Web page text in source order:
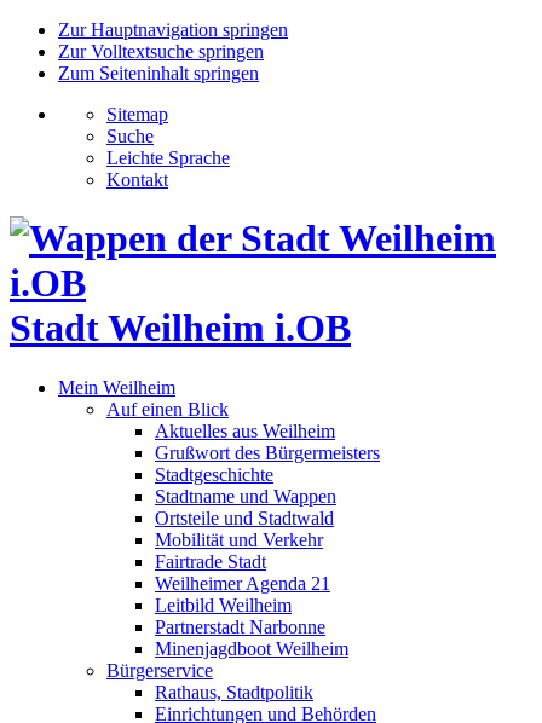
Zur Hauptnavigation springen
Zur Volltextsuche springen
Zum Seiteninhalt springen
Sitemap
Suche
Leichte Sprache
Kontakt
Stadt Weilheim i.OB
Mein Weilheim
Auf einen Blick
Aktuelles aus Weilheim
Grußwort des Bürgermeisters
Stadtgeschichte
Stadtname und Wappen
Ortsteile und Stadtwald
Mobilität und Verkehr
Fairtrade Stadt
Weilheimer Agenda 21
Leitbild Weilheim
Partnerstadt Narbonne
Minenjagdboot Weilheim
Bürgerservice
Rathaus, Stadtpolitik
Einrichtungen und Behörden